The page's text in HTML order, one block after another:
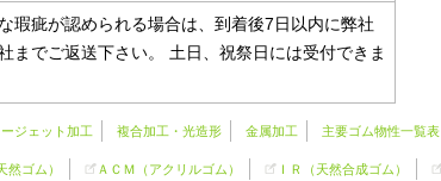
瑕疵が認められる場合は、到着後7日以内に弊社
までご返送下さい。 土日、祝祭日には受付できま
ジェット加工 複合加工・光造形 金属加工 主要ゴム物性一覧表
然ゴム） ＡＣＭ（アクリルゴム） ＩＲ（天然合成ゴム）